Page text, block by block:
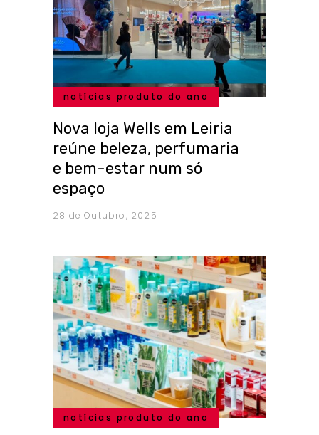
notícias produto do ano
Nova loja Wells em Leiria
reúne beleza, perfumaria
e bem-estar num só
espaço
28 de Outubro, 2025
notícias produto do ano